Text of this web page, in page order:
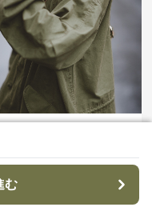
む
む
リタリーフィールドジャケ